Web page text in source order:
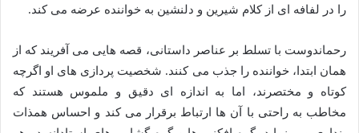
را در لفافه ای از کلام شیرین و دلنشین به خواننده عرضه می کند.
رحماندوست با تسلط بر عناصر داستانی، قصه هایی می آفریند که از
همان ابتدا، خواننده را جذب می کنند. شخصیت پردازی های او اگرچه
کوتاه و مختصرند، اما به اندازه ای دقیق و ملموس هستند که
مخاطب به راحتی با آن ها ارتباط برقرار می کند و احساس همذات